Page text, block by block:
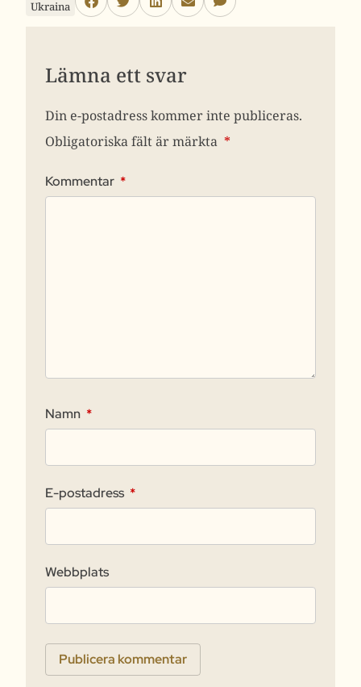
Ukraina
Lämna ett svar
Din e-postadress kommer inte publiceras.
Obligatoriska fält är märkta *
Kommentar *
Namn *
E-postadress *
Webbplats